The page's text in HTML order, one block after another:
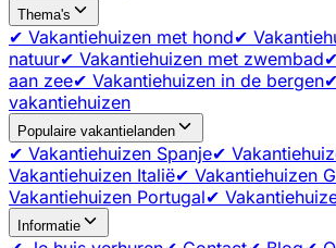
Thema's
✔ Vakantiehuizen met hond✔
natuur✔ Vakantiehuizen met zwembad
aan zee✔ Vakantiehuizen in de bergen
vakantiehuizen
Populaire vakantielanden
✔ Vakantiehuizen Spanje✔
Vakantiehuizen Italië✔ Vakantiehuizen
Vakantiehuizen Portugal✔
Informatie